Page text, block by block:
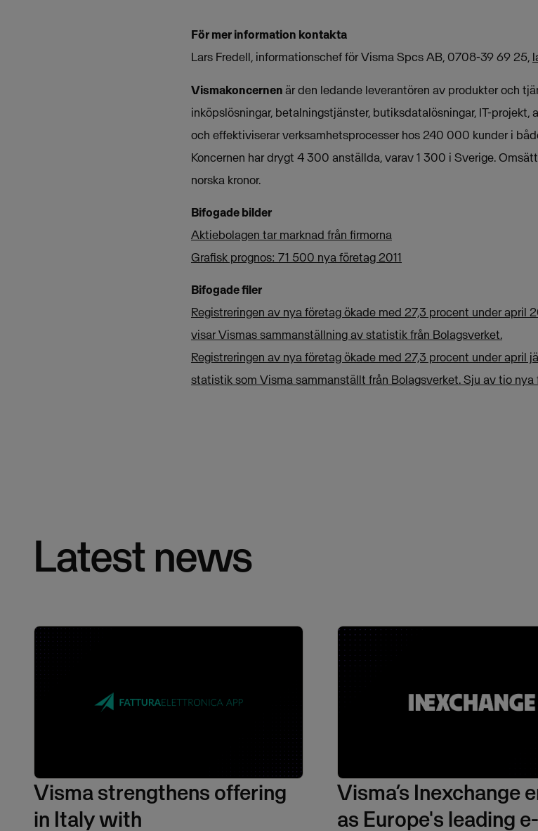
För mer information kontakta
Lars Fredell, informationschef för Visma Spcs AB, 0708-39 69 25,
Vismakoncernenär den ledande leverantören av produkter och
inköpslösningar, betalningstjänster, butiksdatalösningar, IT-
och effektiviserar verksamhetsprocesser hos 240 000 kunder i
Koncernen har drygt 4 300 anställda, varav 1 300 i Sverige.
norska kronor.
Bifogade bilder
Aktiebolagen tar marknad från firmorna
Grafisk prognos: 71 500 nya företag 2011
Bifogade filer
Registreringen av nya företag ökade med 27,3 procent under april
visar Vismas sammanställning av statistik från Bolagsverket.
Registreringen av nya företag ökade med 27,3 procent under april
statistik som Visma sammanställt från Bolagsverket. Sju av tio nya
Latest news
Visma strengthens offering
in Italy with
Visma’s Inexchange
as Europe's leading e-